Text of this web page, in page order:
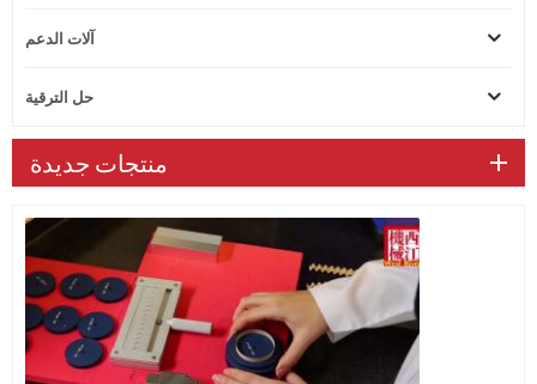
آلات الدعم
حل الترقية
منتجات جديدة